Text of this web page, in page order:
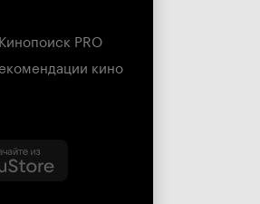
Кинопоиск PRO
кино